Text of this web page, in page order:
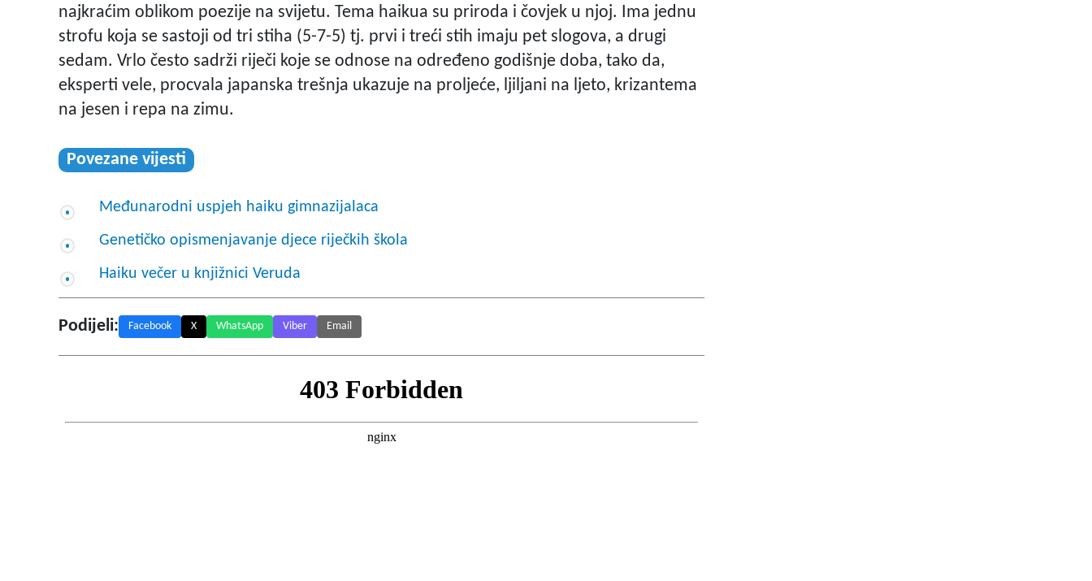
najkraćim oblikom poezije na svijetu. Tema haikua su priroda i čovjek u njoj. Ima jednu
strofu koja se sastoji od tri stiha (5-7-5) tj. prvi i treći stih imaju pet slogova, a drugi
sedam. Vrlo često sadrži riječi koje se odnose na određeno godišnje doba, tako da,
eksperti vele, procvala japanska trešnja ukazuje na proljeće, ljiljani na ljeto, krizantema
na jesen i repa na zimu.
Povezane vijesti
Međunarodni uspjeh haiku gimnazijalaca
Genetičko opismenjavanje djece riječkih škola
Haiku večer u knjižnici Veruda
Podijeli: Facebook X WhatsApp Viber Email